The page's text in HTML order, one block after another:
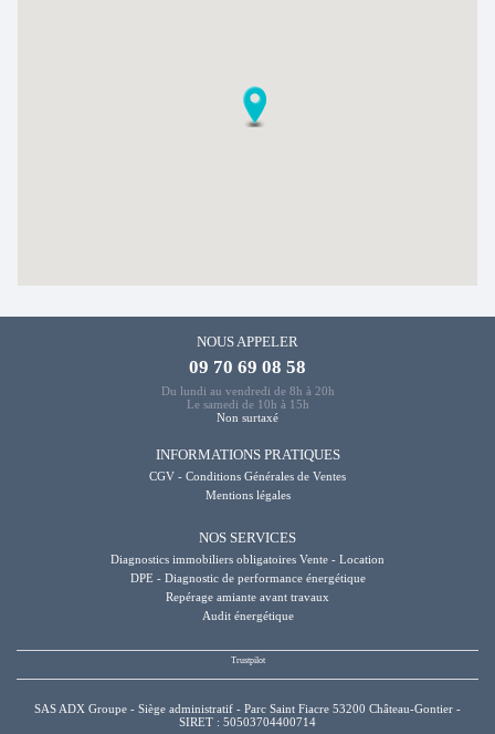
NOUS APPELER
09 70 69 08 58
Du lundi au vendredi de 8h à 20h
Le samedi de 10h à 15h
Non surtaxé
INFORMATIONS PRATIQUES
CGV - Conditions Générales de Ventes
Mentions légales
NOS SERVICES
Diagnostics immobiliers obligatoires Vente - Location
DPE - Diagnostic de performance énergétique
Repérage amiante avant travaux
Audit énergétique
SAS ADX Groupe - Siège administratif - Parc Saint Fiacre 53200 Château-Gontier -
SIRET : 50503704400714